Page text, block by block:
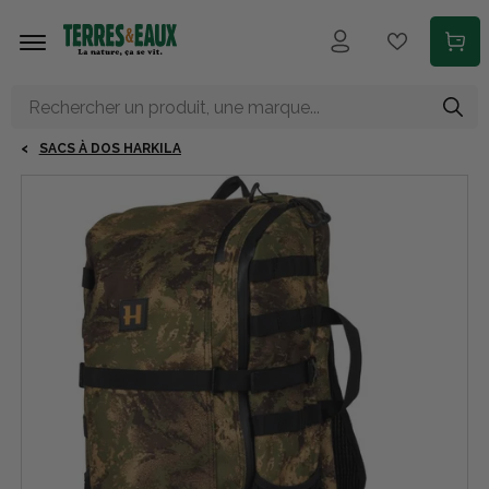
SACS À DOS HARKILA